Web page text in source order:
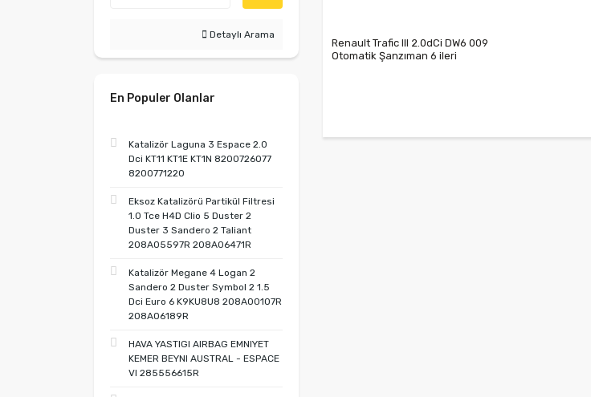
Detaylı Arama
En Populer Olanlar
Katalizör Laguna 3 Espace 2.0
Dci KT11 KT1E KT1N 8200726077
8200771220
Eksoz Katalizörü Partikül Filtresi
1.0 Tce H4D Clio 5 Duster 2
Duster 3 Sandero 2 Taliant
208A05597R 208A06471R
Katalizör Megane 4 Logan 2
Sandero 2 Duster Symbol 2 1.5
Dci Euro 6 K9KU8U8 208A00107R
208A06189R
HAVA YASTIGI AIRBAG EMNIYET
KEMER BEYNI AUSTRAL - ESPACE
VI 285556615R
Renault Trafic III 2.0dCi DW6 009
Otomatik Şanzıman 6 ileri